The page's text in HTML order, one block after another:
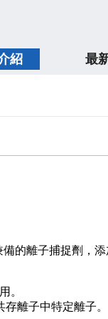
紹 最
的離子捕捉劑，
。
離子中特定離子。